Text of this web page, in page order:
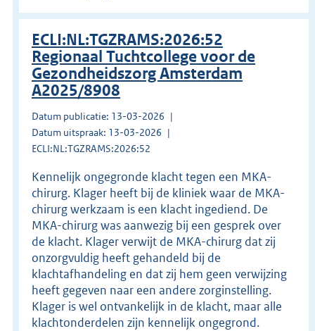
ECLI:NL:TGZRAMS:2026:52
Regionaal Tuchtcollege voor de
Gezondheidszorg Amsterdam
A2025/8908
Datum publicatie: 13-03-2026
Datum uitspraak: 13-03-2026
ECLI:NL:TGZRAMS:2026:52
Kennelijk ongegronde klacht tegen een MKA-
chirurg. Klager heeft bij de kliniek waar de MKA-
chirurg werkzaam is een klacht ingediend. De
MKA-chirurg was aanwezig bij een gesprek over
de klacht. Klager verwijt de MKA-chirurg dat zij
onzorgvuldig heeft gehandeld bij de
klachtafhandeling en dat zij hem geen verwijzing
heeft gegeven naar een andere zorginstelling.
Klager is wel ontvankelijk in de klacht, maar alle
klachtonderdelen zijn kennelijk ongegrond.